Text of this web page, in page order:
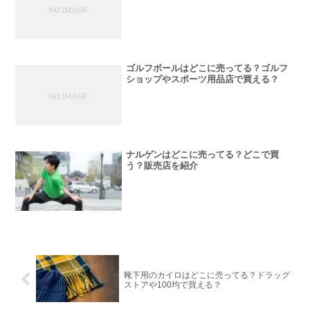
ゴルフボールはどこに売ってる？ゴルフ
ショップやスポーツ用品店で買える？
ナルゲンはどこに売ってる？どこで買
う？販売店を紹介
靴下用のカイロはどこに売ってる？ドラッグ
ストアや100均で買える？